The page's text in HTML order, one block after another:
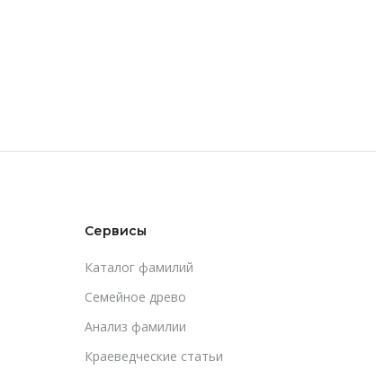
Сервисы
Каталог фамилий
Cемейное древо
Анализ фамилии
Краеведческие статьи